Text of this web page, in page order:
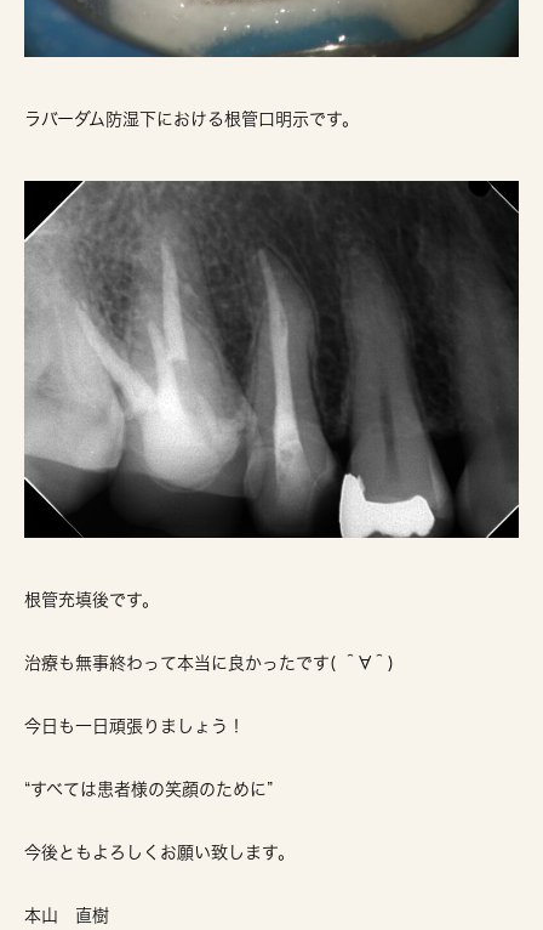
ラバーダム防湿下における根管口明示です。
根管充填後です。
治療も無事終わって本当に良かったです( ＾∀＾)
今日も一日頑張りましょう！
“すべては患者様の笑顔のために”
今後ともよろしくお願い致します。
本山 直樹